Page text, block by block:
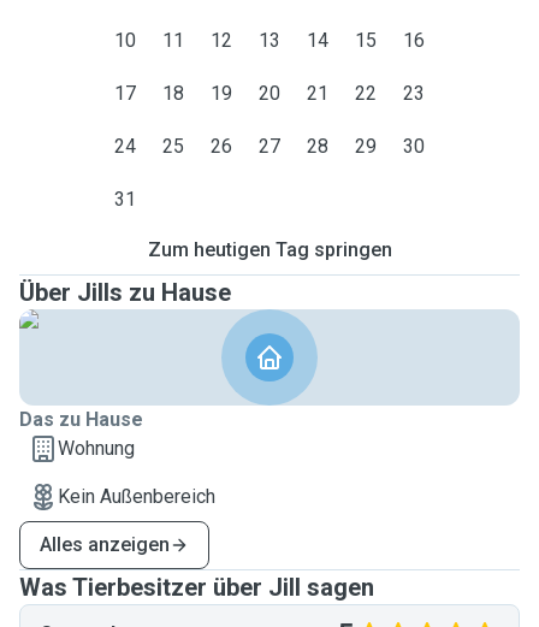
10 11 12 13 14 15 16
17 18 19 20 21 22 23
24 25 26 27 28 29 30
31
Zum heutigen Tag springen
Über Jills zu Hause
Das zu Hause
Wohnung
Kein Außenbereich
Alles anzeigen
Was Tierbesitzer über Jill sagen